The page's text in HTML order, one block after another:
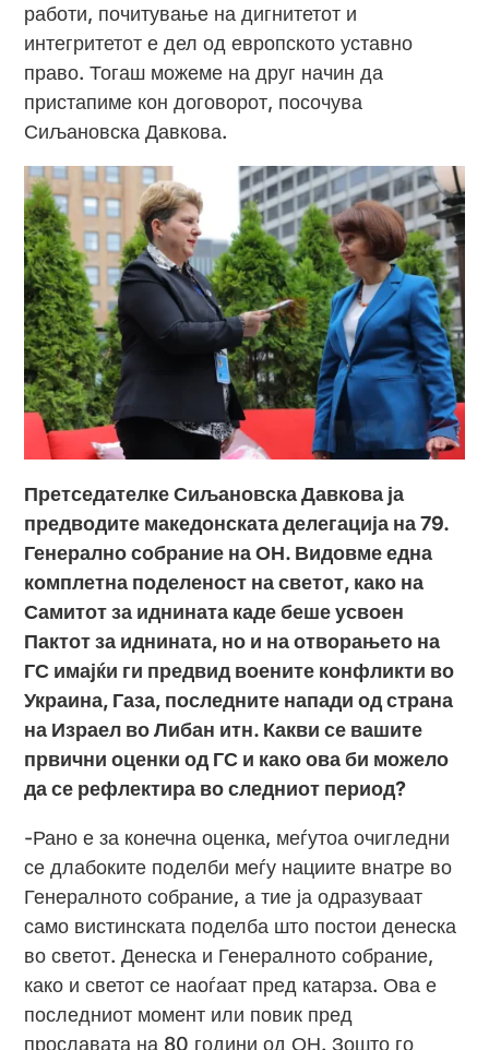
работи, почитување на дигнитетот и
интегритетот е дел од европското уставно
право. Тогаш можеме на друг начин да
пристапиме кон договорот, посочува
Сиљановска Давкова.
Претседателке Сиљановска Давкова ја
предводите македонската делегација на 79.
Генерално собрание на ОН. Видовме една
комплетна поделеност на светот, како на
Самитот за иднината каде беше усвоен
Пактот за иднината, но и на отворањето на
ГС имајќи ги предвид воените конфликти во
Украина, Газа, последните напади од страна
на Израел во Либан итн. Какви се вашите
првични оценки од ГС и како ова би можело
да се рефлектира во следниот период?
-Рано е за конечна оценка, меѓутоа очигледни
се длабоките поделби меѓу нациите внатре во
Генералното собрание, а тие ја одразуваат
само вистинската поделба што постои денеска
во светот. Денеска и Генералното собрание,
како и светот се наоѓаат пред катарза. Ова е
последниот момент или повик пред
прославата на 80 години од ОН. Зошто го